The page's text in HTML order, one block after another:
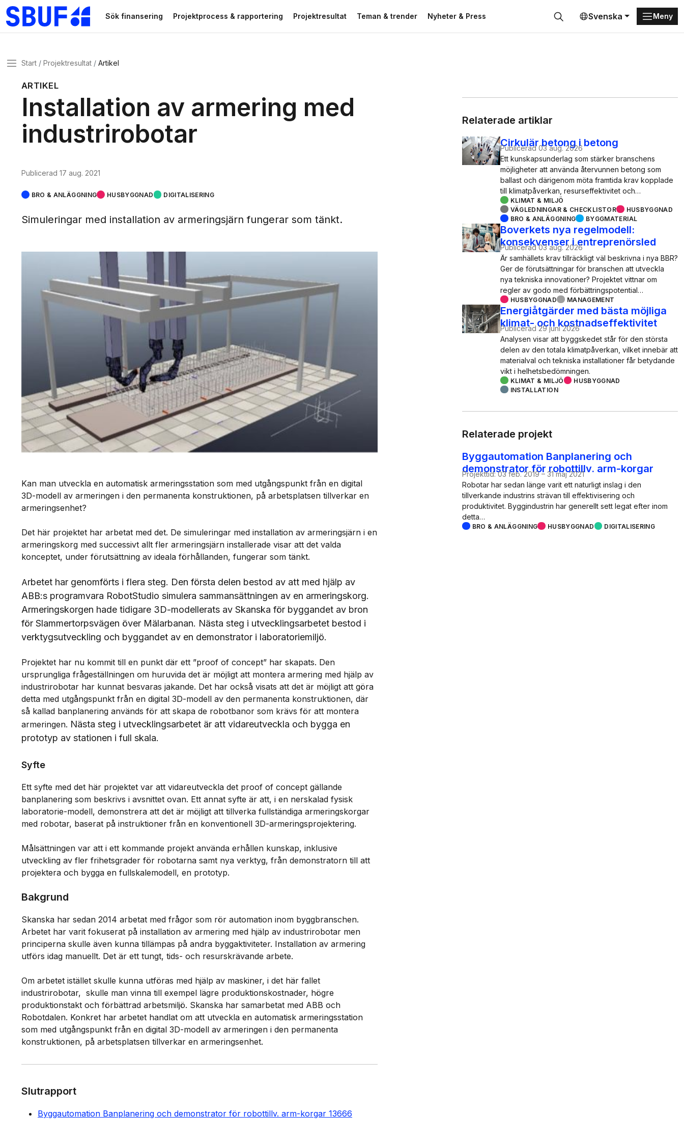
Gå direkt till huvudinnehålletSök finansering Projektprocess & rapportering Projektresultat Teman & trender Nyheter & Press Svenska Meny
MenyStart Projektresultat Artikel
ARTIKEL
Installation av armering med
industrirobotar
Publicerad 17 aug. 2021
BRO & ANLÄGGNING HUSBYGGNAD DIGITALISERING
Simuleringar med installation av armeringsjärn fungerar som tänkt.
Kan man utveckla en automatisk armeringsstation som med utgångspunkt från en digital
3D-modell av armeringen i den permanenta konstruktionen, på arbetsplatsen tillverkar en
armeringsenhet?
Det här projektet har arbetat med det. De simuleringar med installation av armeringsjärn i en
armeringskorg med successivt allt fler armeringsjärn installerade visar att det valda
konceptet, under förutsättning av ideala förhållanden, fungerar som tänkt.
Arbetet har genomförts i flera steg. Den första delen bestod av att med hjälp av
ABB:s programvara RobotStudio simulera sammansättningen av en armeringskorg.
Armeringskorgen hade tidigare 3D-modellerats av Skanska för byggandet av bron
för Slammertorpsvägen över Mälarbanan. Nästa steg i utvecklingsarbetet bestod i
verktygsutveckling och byggandet av en demonstrator i laboratoriemiljö.
Projektet har nu kommit till en punkt där ett ”proof of concept” har skapats. Den
ursprungliga frågeställningen om huruvida det är möjligt att montera armering med hjälp av
industrirobotar har kunnat besvaras jakande. Det har också visats att det är möjligt att göra
detta med utgångspunkt från en digital 3D-modell av den permanenta konstruktionen, där
så kallad banplanering används för att skapa de robotbanor som krävs för att montera
armeringen. Nästa steg i utvecklingsarbetet är att vidareutveckla och bygga en
prototyp av stationen i full skala.
Syfte
Ett syfte med det här projektet var att vidareutveckla det proof of concept gällande
banplanering som beskrivs i avsnittet ovan. Ett annat syfte är att, i en nerskalad fysisk
laboratorie-modell, demonstrera att det är möjligt att tillverka fullständiga armeringskorgar
med robotar, baserat på instruktioner från en konventionell 3D-armeringsprojektering.
Målsättningen var att i ett kommande projekt använda erhållen kunskap, inklusive
utveckling av fler frihetsgrader för robotarna samt nya verktyg, från demonstratorn till att
projektera och bygga en fullskalemodell, en prototyp.
Bakgrund
Skanska har sedan 2014 arbetat med frågor som rör automation inom byggbranschen.
Arbetet har varit fokuserat på installation av armering med hjälp av industrirobotar men
principerna skulle även kunna tillämpas på andra byggaktiviteter. Installation av armering
utförs idag manuellt. Det är ett tungt, tids- och resurskrävande arbete.
Om arbetet istället skulle kunna utföras med hjälp av maskiner, i det här fallet
industrirobotar, skulle man vinna till exempel lägre produktionskostnader, högre
produktionstakt och förbättrad arbetsmiljö. Skanska har samarbetat med ABB och
Robotdalen. Konkret har arbetet handlat om att utveckla en automatisk armeringsstation
som med utgångspunkt från en digital 3D-modell av armeringen i den permanenta
konstruktionen, på arbetsplatsen tillverkar en armeringsenhet.
Slutrapport
Byggautomation Banplanering och demonstrator för robottillv. arm-korgar 13666
Relaterade artiklar
Cirkulär betong i betong
Publicerad 03 aug. 2026
Ett kunskapsunderlag som stärker branschens
möjligheter att använda återvunnen betong som
ballast och därigenom möta framtida krav kopplade
till klimatpåverkan, resurseffektivitet och…
KLIMAT & MILJÖ
VÄGLEDNINGAR & CHECKLISTOR
HUSBYGGNAD
BRO & ANLÄGGNING
BYGGMATERIAL
Boverkets nya regelmodell:
konsekvenser i entreprenörsled
Publicerad 03 aug. 2026
Är samhällets krav tillräckligt väl beskrivna i nya BBR?
Ger de förutsättningar för branschen att utveckla
nya tekniska innovationer? Projektet vittnar om
regler av godo med förbättringspotential…
HUSBYGGNAD MANAGEMENT
Energiåtgärder med bästa möjliga
klimat- och kostnadseffektivitet
Publicerad 29 juni 2026
Analysen visar att byggskedet står för den största
delen av den totala klimatpåverkan, vilket innebär att
materialval och tekniska installationer får betydande
vikt i helhetsbedömningen.
KLIMAT & MILJÖ
HUSBYGGNAD
INSTALLATION
Relaterade projekt
Byggautomation Banplanering och
demonstrator för robottillv. arm-korgar
Projekttid: 03 feb. 2019 – 31 maj 2021
Robotar har sedan länge varit ett naturligt inslag i den
tillverkande industrins strävan till effektivisering och
produktivitet. Byggindustrin har generellt sett legat efter inom
detta…
BRO & ANLÄGGNING HUSBYGGNAD DIGITALISERING